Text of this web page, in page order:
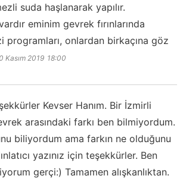
suda haşlanarak yapılır.
eminim gevrek fırınlarında
programları, onlardan birkaçına göz
Kasım 2019 18:00
Kevser Hanım. Bir İzmirli
arasındaki farkı ben bilmiyordum.
biliyordum ama farkın ne olduğunu
yazınız için teşekkürler. Ben
gerçi:) Tamamen alışkanlıktan.